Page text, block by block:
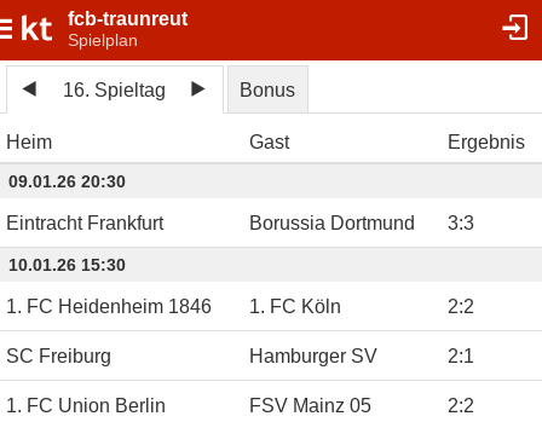
fcb-traunreut
Spielplan
16. Spieltag Bonus
Heim Gast Ergebnis
09.01.26 20:30
Eintracht Frankfurt Borussia Dortmund 3:3
10.01.26 15:30
1. FC Heidenheim 1846 1. FC Köln 2:2
SC Freiburg Hamburger SV 2:1
1. FC Union Berlin FSV Mainz 05 2:2